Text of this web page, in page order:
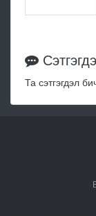
Та сэтгэгдэл